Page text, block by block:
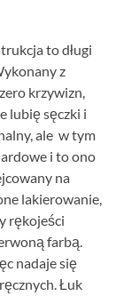
to długi
z
krzywizn,
lubię sęczki i
ale w tym
i to ono
na
lakierowanie,
rękojeści
farbą.
nadaje się
Łuk